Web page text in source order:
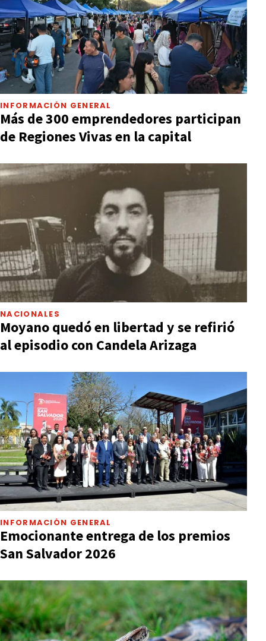
INFORMACIÓN GENERAL
Más de 300 emprendedores participan
de Regiones Vivas en la capital
NACIONALES
Moyano quedó en libertad y se refirió
al episodio con Candela Arizaga
INFORMACIÓN GENERAL
Emocionante entrega de los premios
San Salvador 2026